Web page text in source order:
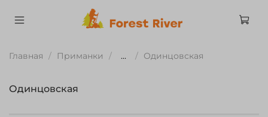
Главная Приманки ... Одинцовская
Одинцовская